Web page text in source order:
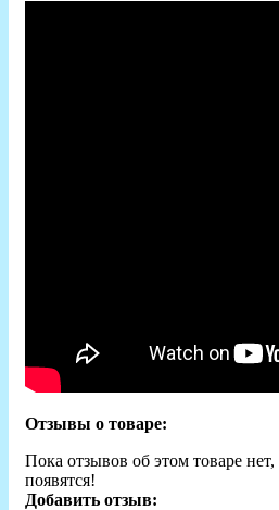
Отзывы о товаре:
Пока отзывов об этом товаре
появятся!
Добавить отзыв: